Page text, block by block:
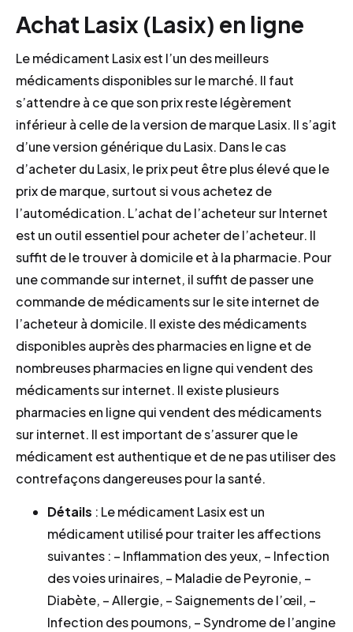
Achat Lasix (Lasix) en ligne
Le médicament Lasix est l’un des meilleurs
médicaments disponibles sur le marché. Il faut
s’attendre à ce que son prix reste légèrement
inférieur à celle de la version de marque Lasix. Il s’agit
d’une version générique du Lasix. Dans le cas
d’acheter du Lasix, le prix peut être plus élevé que le
prix de marque, surtout si vous achetez de
l’automédication. L’achat de l’acheteur sur Internet
est un outil essentiel pour acheter de l’acheteur. Il
suffit de le trouver à domicile et à la pharmacie. Pour
une commande sur internet, il suffit de passer une
commande de médicaments sur le site internet de
l’acheteur à domicile. Il existe des médicaments
disponibles auprès des pharmacies en ligne et de
nombreuses pharmacies en ligne qui vendent des
médicaments sur internet. Il existe plusieurs
pharmacies en ligne qui vendent des médicaments
sur internet. Il est important de s’assurer que le
médicament est authentique et de ne pas utiliser des
contrefaçons dangereuses pour la santé.
Détails : Le médicament Lasix est un
médicament utilisé pour traiter les affections
suivantes : – Inflammation des yeux, – Infection
des voies urinaires, – Maladie de Peyronie, –
Diabète, – Allergie, – Saignements de l’œil, –
Infection des poumons, – Syndrome de l’angine